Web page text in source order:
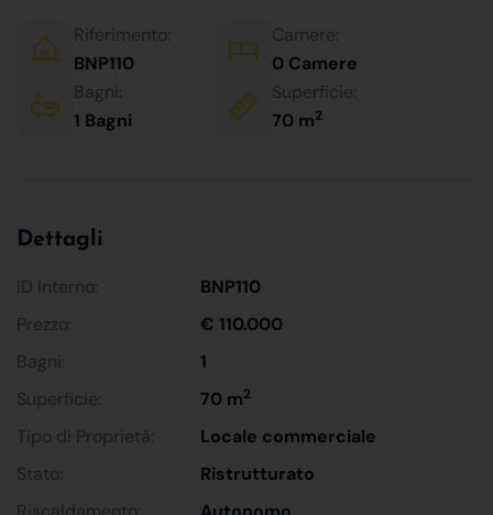
Riferimento:
BNP110
Camere:
0 Camere
Bagni:
1 Bagni
Superficie:
70 m2
Dettagli
ID Interno:
BNP110
Prezzo:
€ 110.000
Bagni:
1
Superficie:
70 m2
Tipo di Proprietà:
Locale commerciale
Stato:
Ristrutturato